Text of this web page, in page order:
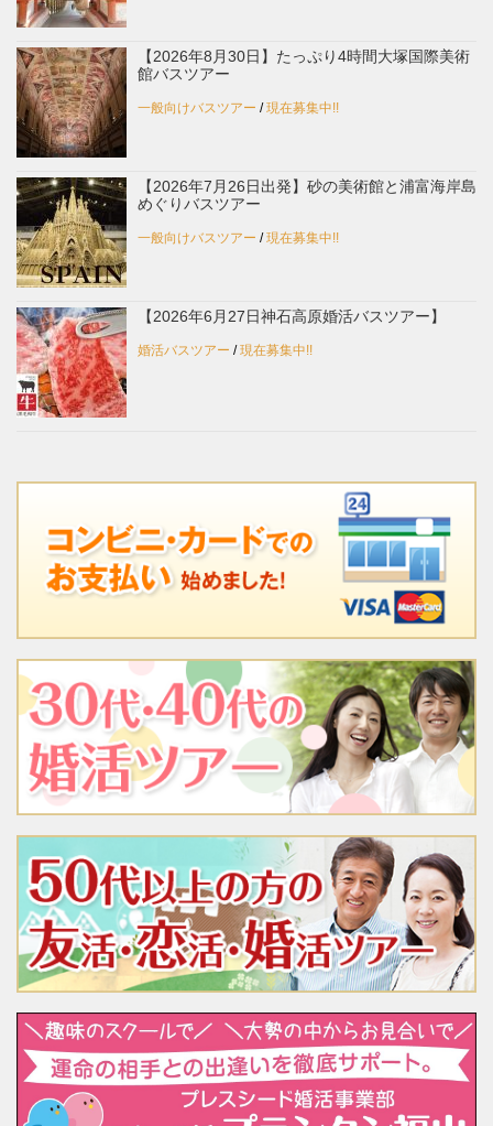
【2026年8月30日】たっぷり4時間大塚国際美術
館バスツアー
一般向けバスツアー /現在募集中!!
【2026年7月26日出発】砂の美術館と浦富海岸島
めぐりバスツアー
一般向けバスツアー /現在募集中!!
【2026年6月27日神石高原婚活バスツアー】
婚活バスツアー /現在募集中!!